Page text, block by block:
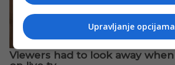
Upravljanje opcijama